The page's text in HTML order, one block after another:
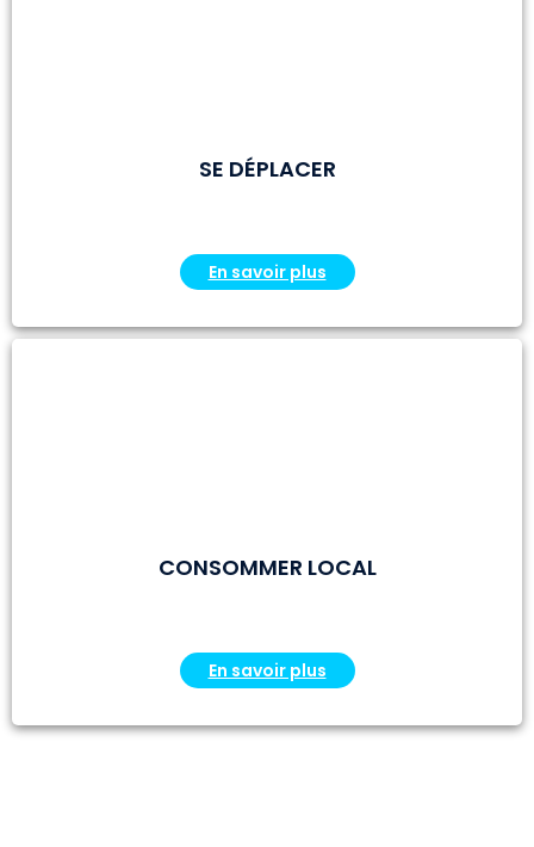
SE DÉPLACER
En savoir plus
CONSOMMER LOCAL
En savoir plus